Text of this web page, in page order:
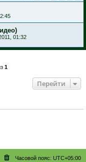
01:32
1
Перейти
Часовой пояс: UTC+05:00